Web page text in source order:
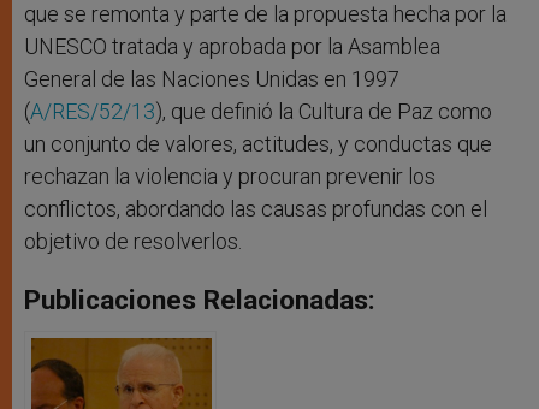
que se remonta y parte de la propuesta hecha por la
UNESCO tratada y aprobada por la Asamblea
General de las Naciones Unidas en 1997
(A/RES/52/13), que definió la Cultura de Paz como
un conjunto de valores, actitudes, y conductas que
rechazan la violencia y procuran prevenir los
conflictos, abordando las causas profundas con el
objetivo de resolverlos.
Publicaciones Relacionadas: